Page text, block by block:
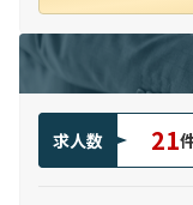
求人数 21